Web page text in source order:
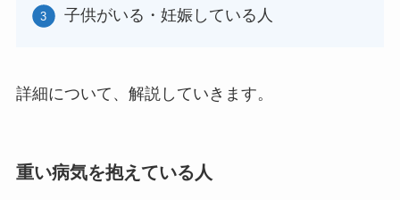
子供がいる・妊娠している人
詳細について、解説していきます。
重い病気を抱えている人